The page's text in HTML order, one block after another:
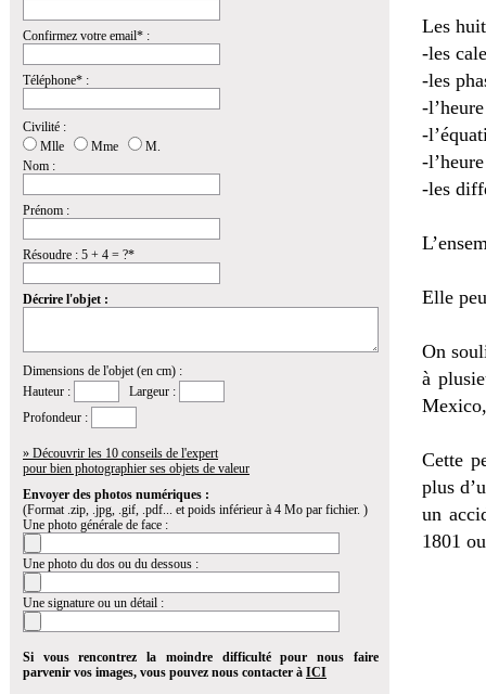
Confirmez votre email* :
Téléphone* :
Civilité :
Mlle
Mme
M.
Nom :
Prénom :
Résoudre : 5 + 4 = ?*
Décrire l'objet :
Dimensions de l'objet (en cm) :
Hauteur :
Largeur :
Profondeur :
» Découvrir les 10 conseils de l'expert
pour bien photographier ses objets de valeur
Envoyer des photos numériques :
(Format .zip, .jpg, .gif, .pdf... et poids inférieur à 4 Mo par fichier. )
Une photo générale de face :
Une photo du dos ou du dessous :
Une signature ou un détail :
Si vous rencontrez la moindre difficulté pour nous faire
parvenir vos images, vous pouvez nous contacter à ICI
Les
-les
-les
-
-
-
-les
Elle
On
à
Cette
plus
un
1801